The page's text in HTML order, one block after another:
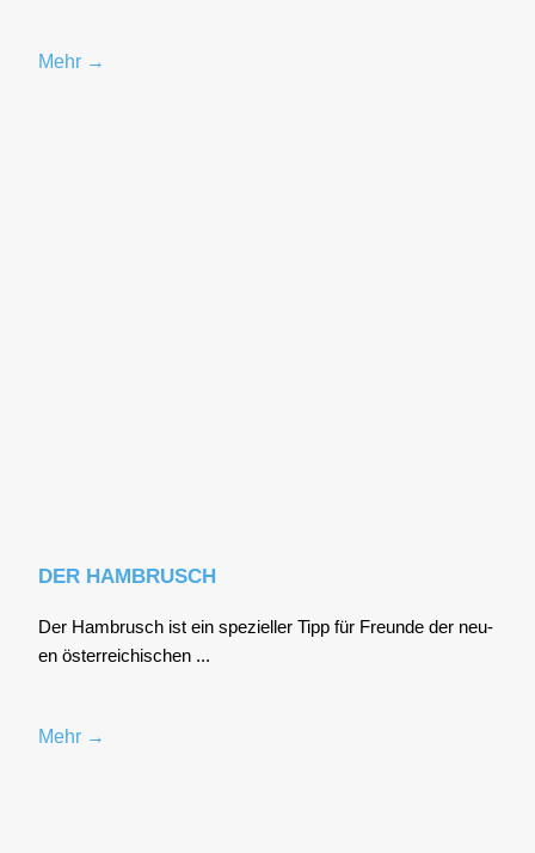
Mehr →
DER HAMBRUSCH
Der Ham­brusch ist ein spe­zi­el­ler Tipp für Freun­de der neu­
en öster­rei­chi­schen ...
Mehr →